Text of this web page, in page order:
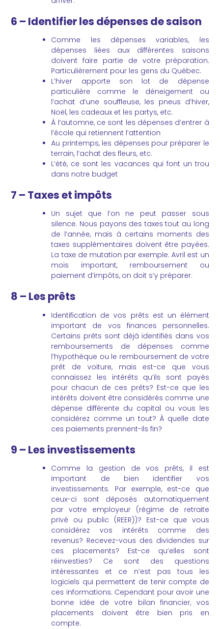
6 – Identifier les dépenses de saison
Comme les dépenses variables, les
dépenses liées aux différentes saisons
doivent faire partie de votre préparation.
Particulièrement pour les gens du Québec.
L’hiver apporte son lot de dépense
particulière comme le déneigement ou
l’achat d’une souffleuse, les pneus d’hiver,
Noël, les cadeaux et les partys, etc.
À l’automne, ce sont les dépenses d’entrer à
l’école qui retiennent l’attention
Au printemps, les dépenses pour préparer le
terrain, l’achat des fleurs, etc.
L’été, ce sont les vacances qui font un trou
dans notre budget
7 – Taxes et impôts
Un sujet que l’on ne peut passer sous
silence. Nous payons des taxes tout au long
de l’année, mais à certains moments des
taxes supplémentaires doivent être payées.
La taxe de mutation par exemple. Avril est un
mois important, remboursement ou
paiement d’impôts, on doit s’y préparer.
8 – Les prêts
Identification de vos prêts est un élément
important de vos finances personnelles.
Certains prêts sont déjà identifiés dans vos
remboursements de dépenses comme
l’hypothèque ou le remboursement de votre
prêt de voiture, mais est-ce que vous
connaissez les intérêts qu’ils sont payés
pour chacun de ces prêts? Est-ce que les
intérêts doivent être considérés comme une
dépense différente du capital ou vous les
considérez comme un tout? À quelle date
ces paiements prennent-ils fin?
9 – Les investissements
Comme la gestion de vos prêts, il est
important de bien identifier vos
investissements. Par exemple, est-ce que
ceux-ci sont déposés automatiquement
par votre employeur (régime de retraite
privé ou public (REER))? Est-ce que vous
considérez vos intérêts comme des
revenus? Recevez-vous des dividendes sur
ces placements? Est-ce qu’elles sont
réinvesties? Ce sont des questions
intéressantes et ce n’est pas tous les
logiciels qui permettent de tenir compte de
ces informations. Cependant pour avoir une
bonne idée de votre bilan financier, vos
placements doivent être bien pris en
compte.